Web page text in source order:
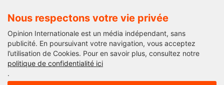
Nous respectons votre vie privée
Opinion Internationale est un média indépendant, sans
publicité. En poursuivant votre navigation, vous acceptez
l’utilisation de Cookies. Pour en savoir plus, consultez notre
politique de confidentialité ici
.
Opinion des Arts